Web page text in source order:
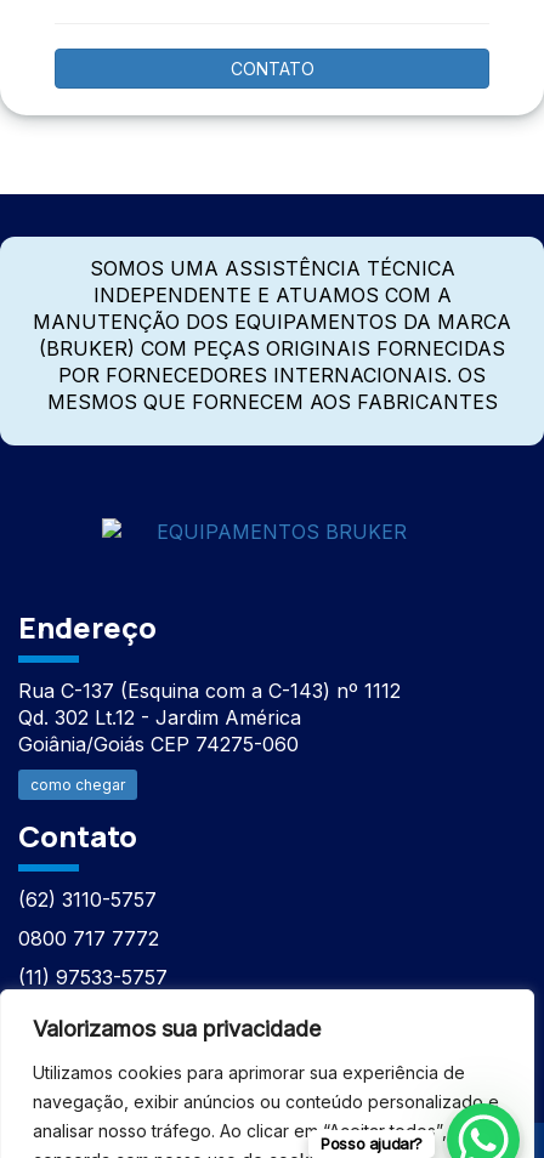
Valorizamos sua privacidade
Utilizamos cookies para aprimorar sua experiência de
navegação, exibir anúncios ou conteúdo personalizado e
analisar nosso tráfego. Ao clicar em “Aceitar todos”, você
CONTATO
SOMOS UMA ASSISTÊNCIA TÉCNICA
INDEPENDENTE E ATUAMOS COM A
MANUTENÇÃO DOS EQUIPAMENTOS DA MARCA
(BRUKER) COM PEÇAS ORIGINAIS FORNECIDAS
POR FORNECEDORES INTERNACIONAIS. OS
MESMOS QUE FORNECEM AOS FABRICANTES
Endereço
Rua C-137 (Esquina com a C-143) nº 1112
Qd. 302 Lt.12 - Jardim América
Goiânia/Goiás CEP 74275-060
como chegar
Contato
(62) 3110-5757
0800 717 7772
(11) 97533-5757
(62) 98610-7777
Posso ajudar?